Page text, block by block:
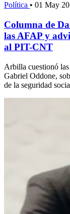
Política • 01 May
Columna de
las AFAP y
al PIT-CNT
Arbilla cuestionó
Gabriel Oddone,
de la seguridad